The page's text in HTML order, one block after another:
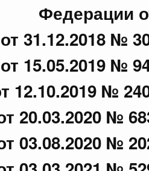
Федерации
от 31.12.2018 №
от 15.05.2019 №
12.10.2019 №
20.03.2020 №
03.08.2020 №
в постановление
2021 г. № 1661
в постановление